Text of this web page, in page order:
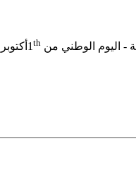
الوطني من 1 th